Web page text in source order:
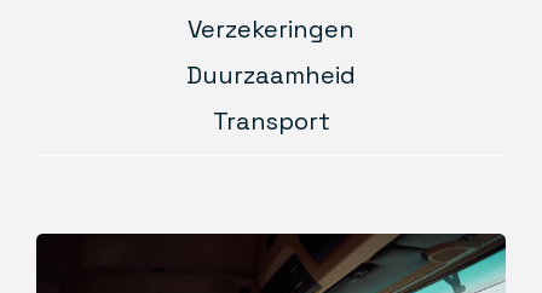
Verzekeringen
Duurzaamheid
Transport